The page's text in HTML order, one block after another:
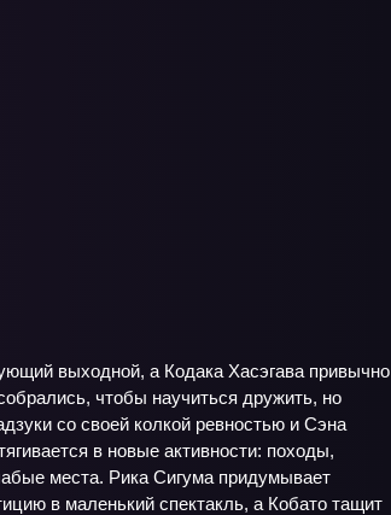
выходной, а Кодака Хасэгава привычно
чтобы научиться дружить, но
со своей колкой ревностью и Сэна
в новые активности: походы,
места. Рика Сигума придумывает
в маленький спектакль, а Кобато тащит